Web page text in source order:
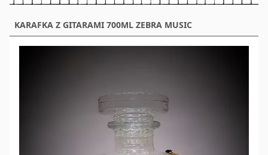
KARAFKA Z GITARAMI 700ML ZEBRA MUSIC